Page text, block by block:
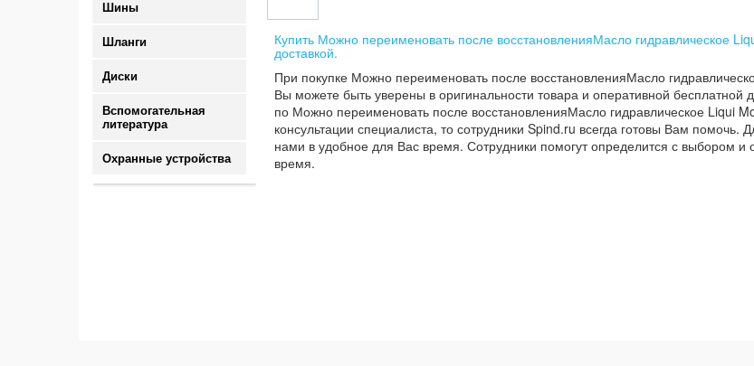
Шины
Шланги
Диски
Вспомогательная
литература
Охранные устройства
Купить Можно переименовать после восстановленияМасло гидравлическое
доставкой.
При покупке Можно переименовать после восстановленияМасло
Вы можете быть уверены в оригинальности товара и оперативной бесплатной
по Можно переименовать после восстановленияМасло гидравлическое Liqui
консультации специалиста, то сотрудники Spind.ru всегда готовы Вам помочь.
нами в удобное для Вас время. Сотрудники помогут определится с выбором и
время.